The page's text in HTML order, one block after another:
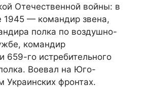
Отечественной войны: в
— командир звена,
полка по воздушно-
командир
659-го истребительного
Воевал на Юго-
фронтах.